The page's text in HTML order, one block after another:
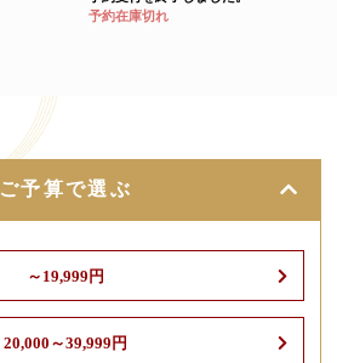
予約在庫切れ
ご予算で選ぶ
～19,999円
20,000～39,999円